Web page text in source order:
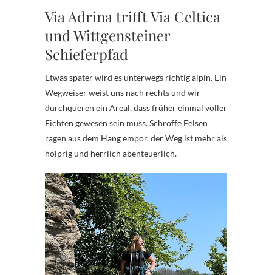
Via Adrina trifft Via Celtica
und Wittgensteiner
Schieferpfad
Etwas später wird es unterwegs richtig alpin. Ein
Wegweiser weist uns nach rechts und wir
durchqueren ein Areal, dass früher einmal voller
Fichten gewesen sein muss. Schroffe Felsen
ragen aus dem Hang empor, der Weg ist mehr als
holprig und herrlich abenteuerlich.